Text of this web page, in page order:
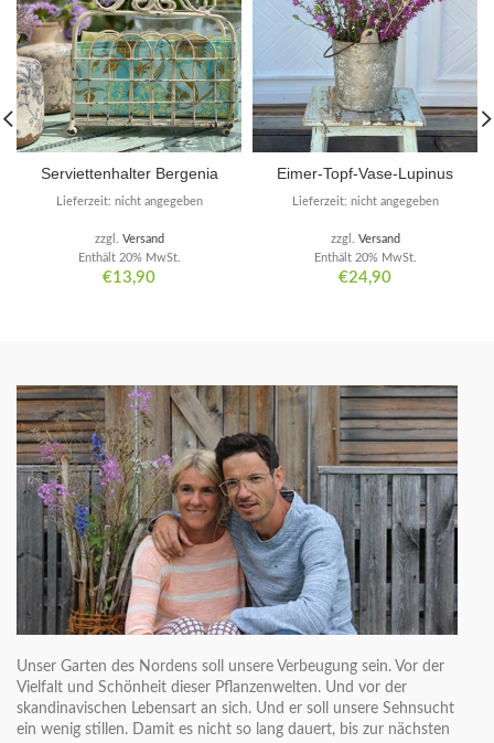
Serviettenhalter Bergenia
€13,90
Enthält 20% MwSt.
zzgl. Versand
Lieferzeit: nicht angegeben
Eimer-Topf-Vase-Lupinus
€24,90
Enthält 20% MwSt.
zzgl. Versand
Lieferzeit: nicht angegeben
Unser Garten des Nordens soll unsere Verbeugung sein. Vor der
Vielfalt und Schönheit dieser Pflanzenwelten. Und vor der
skandinavischen Lebensart an sich. Und er soll unsere Sehnsucht
ein wenig stillen. Damit es nicht so lang dauert, bis zur nächsten